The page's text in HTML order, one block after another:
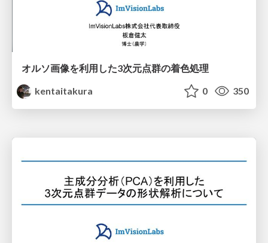
オルソ画像を利用した3次元点群の着色処理
kentaitakura
0 350